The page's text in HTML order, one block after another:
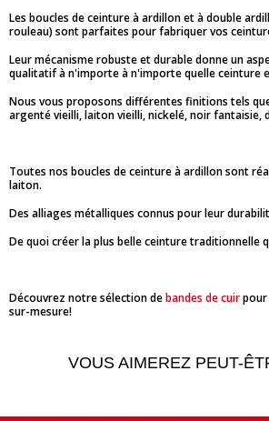
Les boucles de ceinture à ardillon et à double
rouleau) sont parfaites pour fabriquer vos
Leur mécanisme robuste et durable donne un
qualitatif à n'importe à n'importe quelle ceinture
Nous vous proposons différentes finitions tels
argenté vieilli, laiton vieilli, nickelé, noir fantaisie,
Toutes nos boucles de ceinture à ardillon sont
laiton.
Des alliages métalliques connus pour leur
De quoi créer la plus belle ceinture traditionnelle
Découvrez notre sélection debandes de cuir
sur-mesure!
VOUS AIMEREZ PEUT-